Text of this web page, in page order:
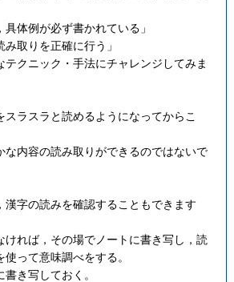
具体例が必ず書かれている」
み取りを正確に行う」
テクニック・手法にチャレンジしてみま
スラスラと読めるようになってからこ
な内容の読み取りができるのではないで
漢字の読みを確認することもできます
ければ，その場でノートに書き写し，読
って意味調べをする。
き写しておく。